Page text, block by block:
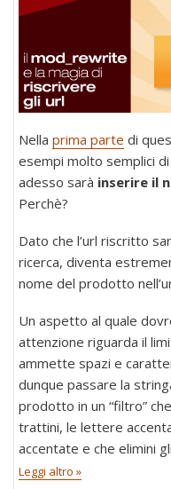
Nella prima parte di
esempi molto semplici
adesso sarà inserire il
Perchè?
Dato che l’url riscritto
ricerca, diventa
nome del prodotto
Un aspetto al quale
attenzione riguarda il
ammette spazi e
dunque passare la
prodotto in un “filtro”
trattini, le lettere
accentate e che elimini
Leggi altro »